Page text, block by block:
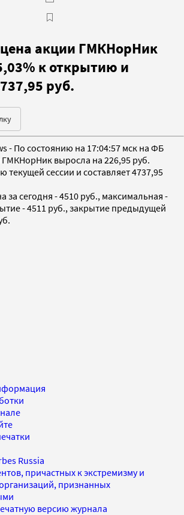
акции ГМКНорНик
к открытию и
руб.
- По состоянию на 17:04:57 мск на ФБ
выросла на 226,95 руб.
текущей сессии и составляет 4737,95
за сегодня - 4510 руб., максимальная -
- 4511 руб., закрытие предыдущей
Russia
причастных к экстремизму и
признанных
версию журнала